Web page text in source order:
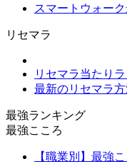
スマートウォー
リセマラ
リセマラ当たり
最新のリセマラ
最強ランキング
最強こころ
【職業別】最強